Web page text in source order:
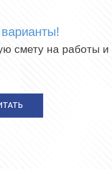
смету на работы и